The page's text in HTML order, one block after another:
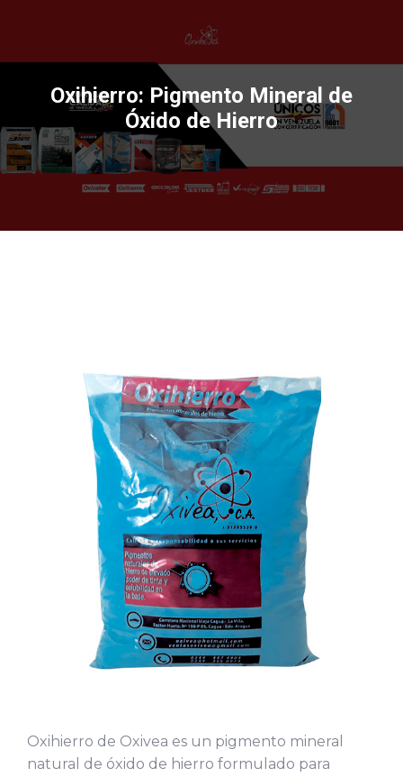
Oxihierro: Pigmento Mineral de
Óxido de Hierro
Oxihierro de Oxivea es un pigmento mineral
natural de óxido de hierro formulado para